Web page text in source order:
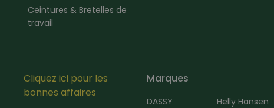
Ceintures & Bretelles de
travail
Cliquez ici pour les
bonnes affaires
Marques
DASSY
Helly Hansen